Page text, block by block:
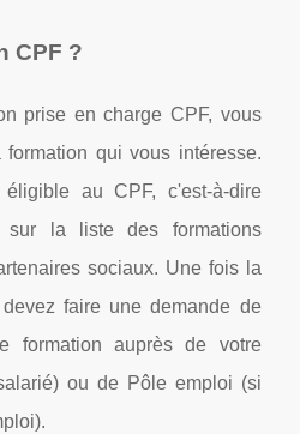
CPF ?
prise en charge CPF, vous
qui vous intéresse.
au CPF, c'est-à-dire
la liste des formations
sociaux. Une fois la
faire une demande de
formation auprès de votre
ou de Pôle emploi (si